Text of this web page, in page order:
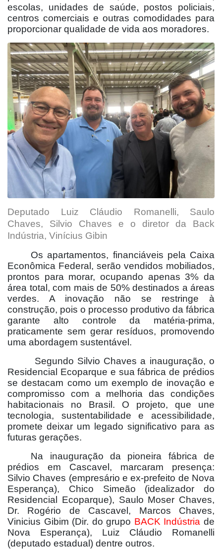
escolas, unidades de saúde, postos policiais,
centros comerciais e outras comodidades para
proporcionar qualidade de vida aos moradores.
Deputado Luiz Cláudio Romanelli, Saulo
Chaves, Silvio Chaves e o diretor da Back
Indústria, Vinícius Gibin
Os apartamentos, financiáveis pela Caixa
Econômica Federal, serão vendidos mobiliados,
prontos para morar, ocupando apenas 3% da
área total, com mais de 50% destinados a áreas
verdes. A inovação não se restringe à
construção, pois o processo produtivo da fábrica
garante alto controle da matéria-prima,
praticamente sem gerar resíduos, promovendo
uma abordagem sustentável.
Segundo Silvio Chaves a inauguração, o
Residencial Ecoparque e sua fábrica de prédios
se destacam como um exemplo de inovação e
compromisso com a melhoria das condições
habitacionais no Brasil. O projeto, que une
tecnologia, sustentabilidade e acessibilidade,
promete deixar um legado significativo para as
futuras gerações.
Na inauguração da pioneira fábrica de
prédios em Cascavel, marcaram presença:
Silvio Chaves (empresário e ex-prefeito de Nova
Esperança), Chico Simeão (idealizador do
Residencial Ecoparque), Saulo Moser Chaves,
Dr. Rogério de Cascavel, Marcos Chaves,
Vinicius Gibim (Dir. do grupo BACK Indústria de
Nova Esperança), Luiz Cláudio Romanelli
(deputado estadual) dentre outros.